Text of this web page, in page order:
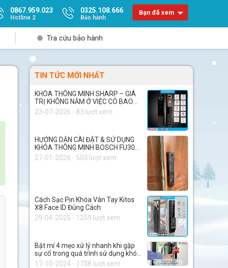
0867.959.023
Hotline 2
0325.108.666
Bảo hành
Bạn đã xem
Tra cứu bảo hành
TIN TỨC MỚI NHẤT
KHÓA THÔNG MINH SHARP – GIÁ
TRỊ KHÔNG NẰM Ở VIỆC CÓ BAO
NHIÊU TÍNH NĂNG, MÀ NẰM Ở
CHẤT LƯỢNG BÊN TRONG
23-07-2026 - 83 lượt xem
HƯỚNG DẪN CÀI ĐẶT & SỬ DỤNG
KHÓA THÔNG MINH BOSCH FU30
PLUS
27-01-2026 - 503 lượt xem
Cách Sạc Pin Khóa Vân Tay Kitos
X8 Face ID Đúng Cách
29-04-2025 - 1259 lượt xem
Bật mí 4 mẹo xử lý nhanh khi gặp
sự cố trong quá trình sử dụng khóa
thông minh.
17-10-2024 - 1738 lượt xem